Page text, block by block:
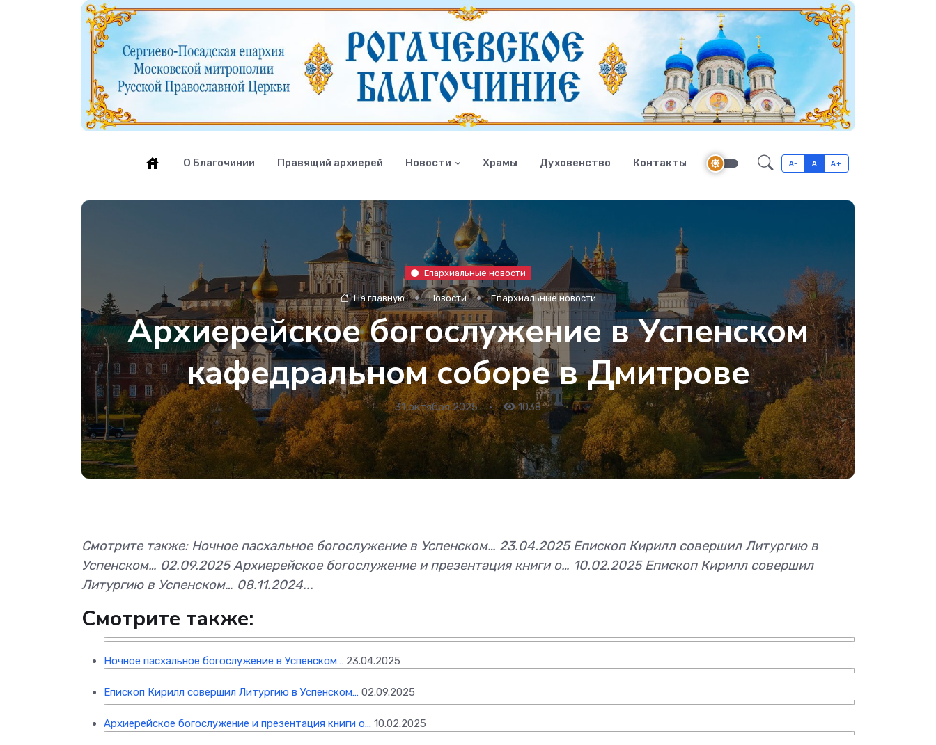
О Благочинии Правящий архиерей Новости Храмы Духовенство Контакты A- A A+
Епархиальные новости
На главную Новости Епархиальные новости
Архиерейское богослужение в Успенском
кафедральном соборе в Дмитрове
31 октября 2025 • 1038
Смотрите также: Ночное пасхальное богослужение в Успенском… 23.04.2025 Епископ Кирилл совершил Литургию в
Успенском… 02.09.2025 Архиерейское богослужение и презентация книги о… 10.02.2025 Епископ Кирилл совершил
Литургию в Успенском… 08.11.2024...
Смотрите также:
Ночное пасхальное богослужение в Успенском… 23.04.2025
Епископ Кирилл совершил Литургию в Успенском… 02.09.2025
Архиерейское богослужение и презентация книги о… 10.02.2025